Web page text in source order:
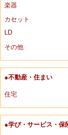
楽器
カセット
LD
その他
●不動産・住まい
住宅
●学び・サービス・保